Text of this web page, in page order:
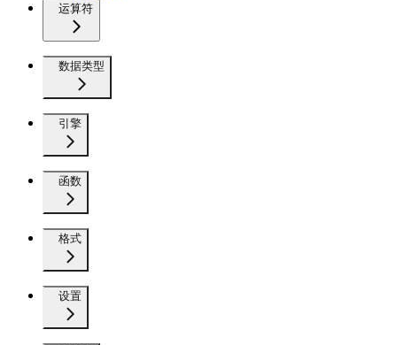
运算符
数据类型
引擎
函数
格式
设置